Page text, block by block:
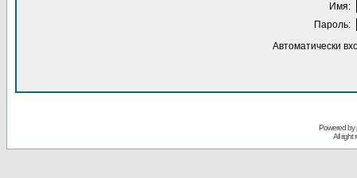
Имя:
Пароль:
Автоматически
Powered
All right